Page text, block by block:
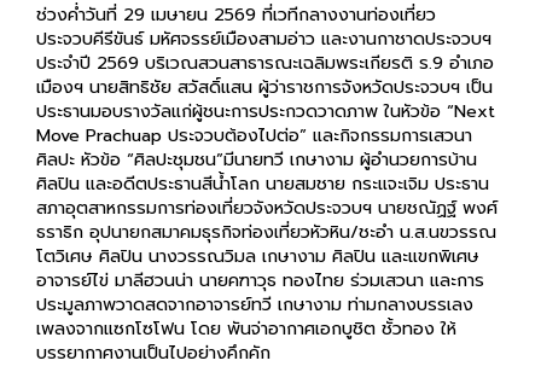
ช่วงค่ำวันที่ 29 เมษายน 2569 ที่เวทีกลางงานท่องเที่ยว
ประจวบคีรีขันธ์ มหัศจรรย์เมืองสามอ่าว และงานกาชาดประจวบฯ
ประจำปี 2569 บริเวณสวนสาธารณะเฉลิมพระเกียรติ ร.9 อำเภอ
เมืองฯ นายสิทธิชัย สวัสดิ์แสน ผู้ว่าราชการจังหวัดประจวบฯ เป็น
ประธานมอบรางวัลแก่ผู้ชนะการประกวดวาดภาพ ในหัวข้อ “Next
Move Prachuap ประจวบต้องไปต่อ” และกิจกรรมการเสวนา
ศิลปะ หัวข้อ “ศิลปะชุมชน”มีนายทวี เกษางาม ผู้อำนวยการบ้าน
ศิลปิน และอดีตประธานสีน้ำโลก นายสมชาย กระแจะเจิม ประธาน
สภาอุตสาหกรรมการท่องเที่ยวจังหวัดประจวบฯ นายชณัฏฐ์ พงศ์
ธราธิก อุปนายกสมาคมธุรกิจท่องเที่ยวหัวหิน/ชะอำ น.ส.นขวรรณ
โตวิเศษ ศิลปิน นางวรรณวิมล เกษางาม ศิลปิน และแขกพิเศษ
อาจารย์ไข่ มาลีฮวนน่า นายคฑาวุธ ทองไทย ร่วมเสวนา และการ
ประมูลภาพวาดสดจากอาจารย์ทวี เกษางาม ท่ามกลางบรรเลง
เพลงจากแซกโซโฟน โดย พันจ่าอากาศเอกบูชิต ชั้วทอง ให้
บรรยากาศงานเป็นไปอย่างคึกคัก